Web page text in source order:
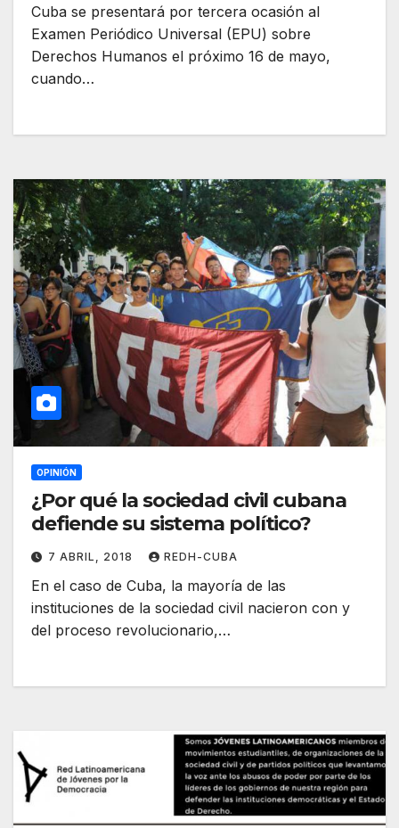
Cuba se presentará por tercera ocasión al
Examen Periódico Universal (EPU) sobre
Derechos Humanos el próximo 16 de mayo,
cuando…
OPINIÓN
¿Por qué la sociedad civil cubana
defiende su sistema político?
7 ABRIL, 2018 REDH-CUBA
En el caso de Cuba, la mayoría de las
instituciones de la sociedad civil nacieron con y
del proceso revolucionario,…